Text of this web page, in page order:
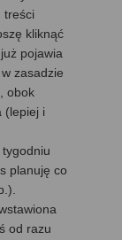
treści
kliknąć
pojawia
zasadzie
obok
(lepiej i
planuję co
od razu